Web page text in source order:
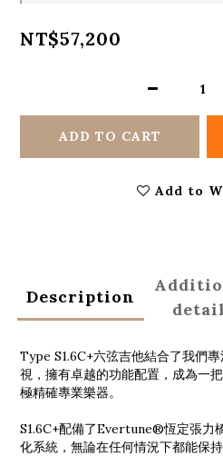
NT$57,200
ADD TO CART
Add to
Description
Type S1.6C+六弦吉他結合了我們
視，擁有卓越的功能配置，成為一
極精確專業樂器。
S1.6C+配備了Evertune®恆定張力
化系統，無論在任何情況下都能保持